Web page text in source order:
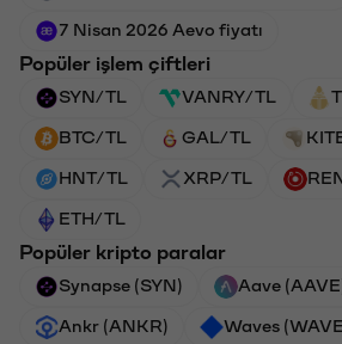
7 Nisan 2026 Aevo fiyatı
Popüler işlem çiftleri
SYN/TL VANRY/TL
BTC/TL GAL/TL
HNT/TL XRP/TL
ETH/TL
Popüler kripto paralar
Synapse (SYN) Aave
Ankr (ANKR) Waves